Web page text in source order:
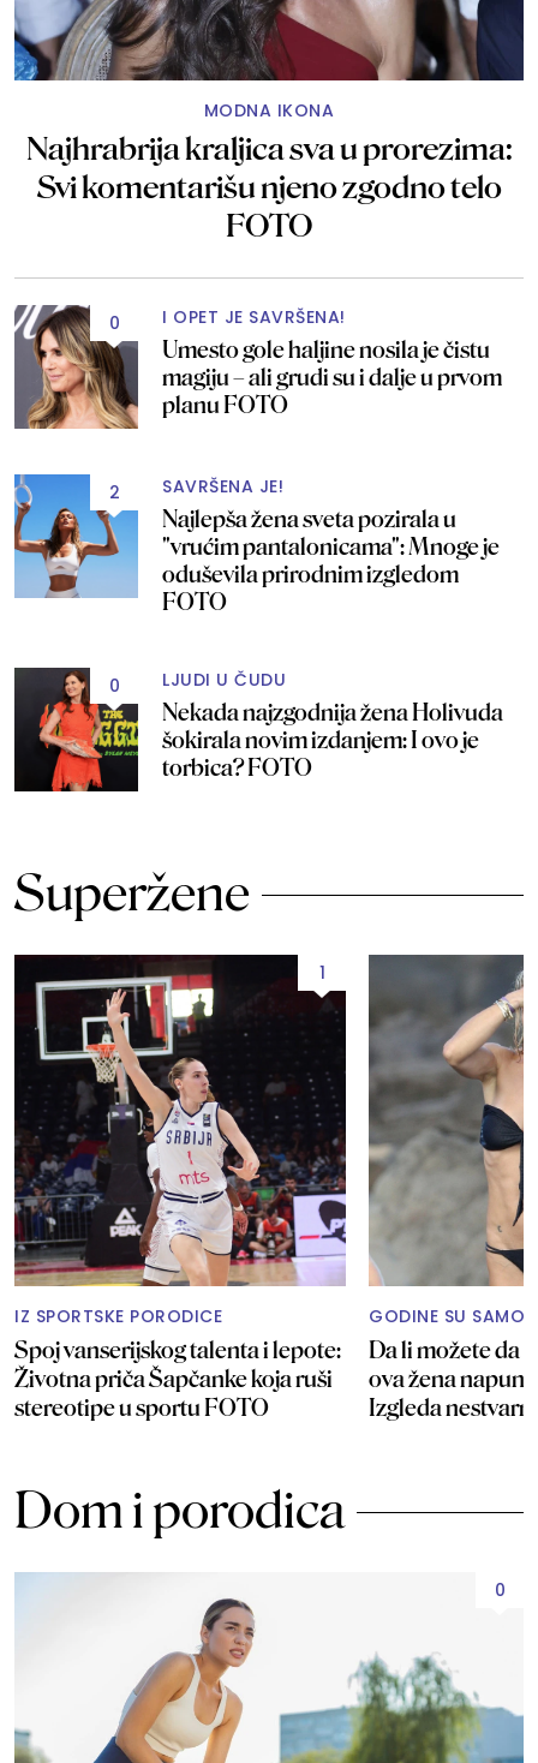
MODNA IKONA
Najhrabrija kraljica sva u prorezima:
Svi komentarišu njeno zgodno telo
FOTO
0 I OPET JE SAVRŠENA!
Umesto gole haljine nosila je čistu
magiju – ali grudi su i dalje u prvom
planu FOTO
2 SAVRŠENA JE!
Najlepša žena sveta pozirala u
"vrućim pantalonicama": Mnoge je
oduševila prirodnim izgledom
FOTO
0 LJUDI U ČUDU
Nekada najzgodnija žena Holivuda
šokirala novim izdanjem: I ovo je
torbica? FOTO
Superžene
1
IZ SPORTSKE PORODICE
Spoj vanserijskog talenta i lepote:
Životna priča Šapčanke koja ruši
stereotipe u sportu FOTO
GODINE SU SAMO
Da li možete da
ova žena
Izgleda
Dom i porodica
0